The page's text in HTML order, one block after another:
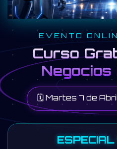
EVENTO
Curso
Negocios
🗓️Martes 7 de